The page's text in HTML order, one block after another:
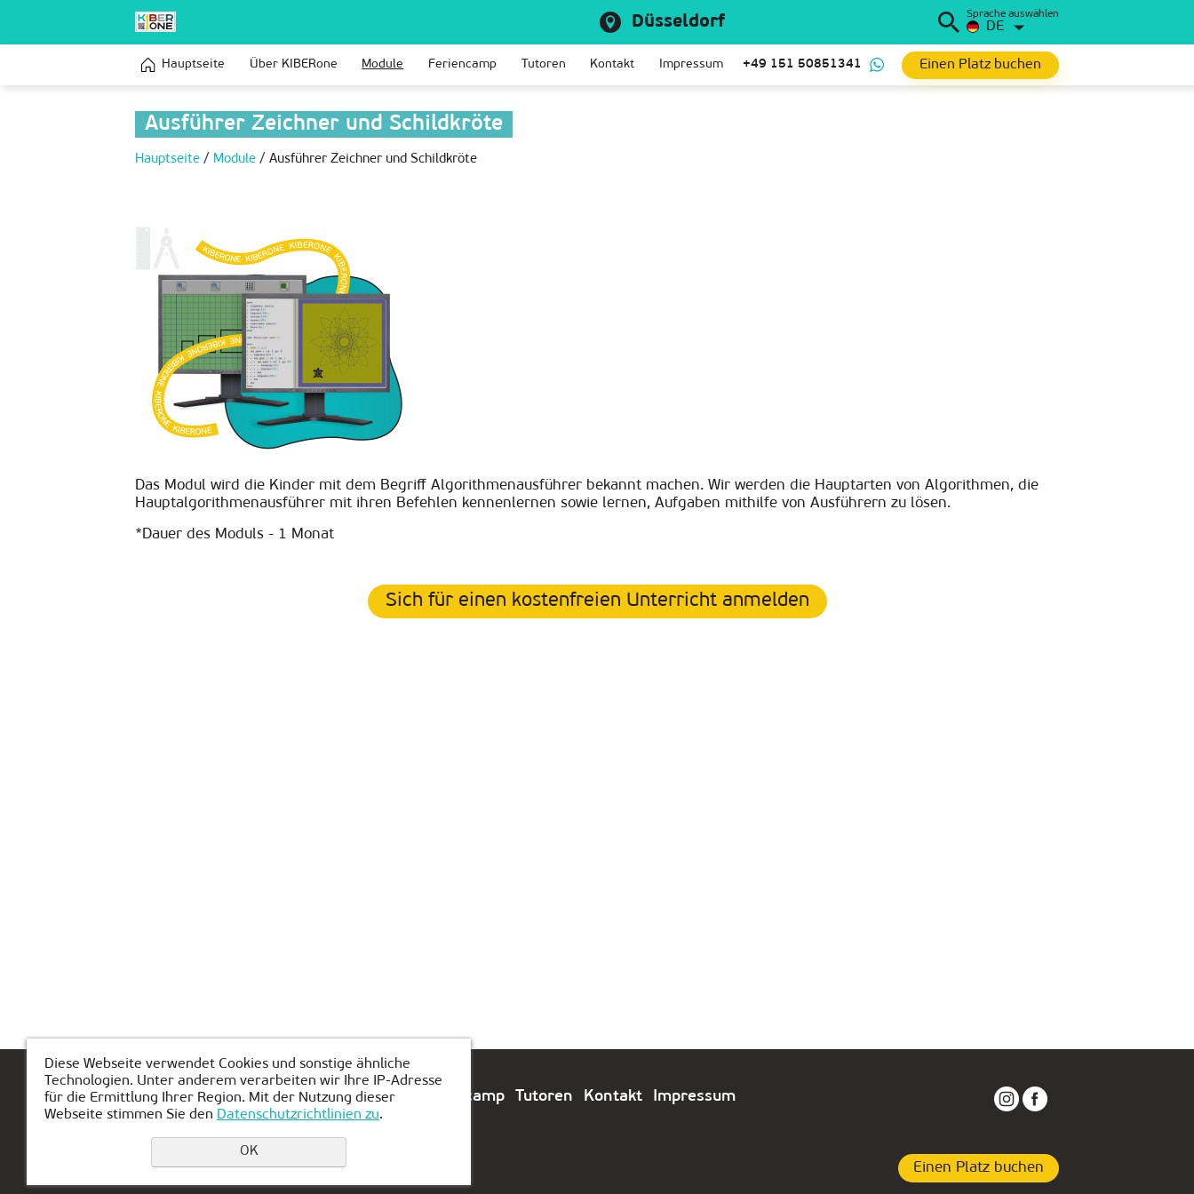
Düsseldorf Sprache auswählen
DE
Hauptseite Über KIBERone Module Feriencamp Tutoren Kontakt Impressum +49 151 50851341 Einen Platz buchen
Ausführer Zeichner und Schildkröte
Hauptseite / Module / Ausführer Zeichner und Schildkröte
Das Modul wird die Kinder mit dem Begriff Algorithmenausführer bekannt machen. Wir werden die Hauptarten von Algorithmen, die
Hauptalgorithmenausführer mit ihren Befehlen kennenlernen sowie lernen, Aufgaben mithilfe von Ausführern zu lösen.
*Dauer des Moduls - 1 Monat
Sich für einen kostenfreien Unterricht anmelden
Hauptseite Über KIBERone Module Feriencamp Tutoren Kontakt Impressum
Einen Platz buchen
Diese Webseite verwendet Cookies und sonstige ähnliche
Technologien. Unter anderem verarbeiten wir Ihre IP-Adresse
für die Ermittlung Ihrer Region. Mit der Nutzung dieser
Webseite stimmen Sie den Datenschutzrichtlinien zu.
OK